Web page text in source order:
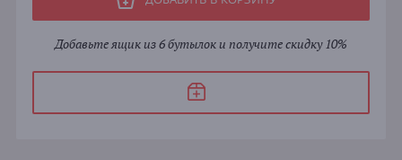
Добавьте ящик из 6 бутылок и получите скидку 10%